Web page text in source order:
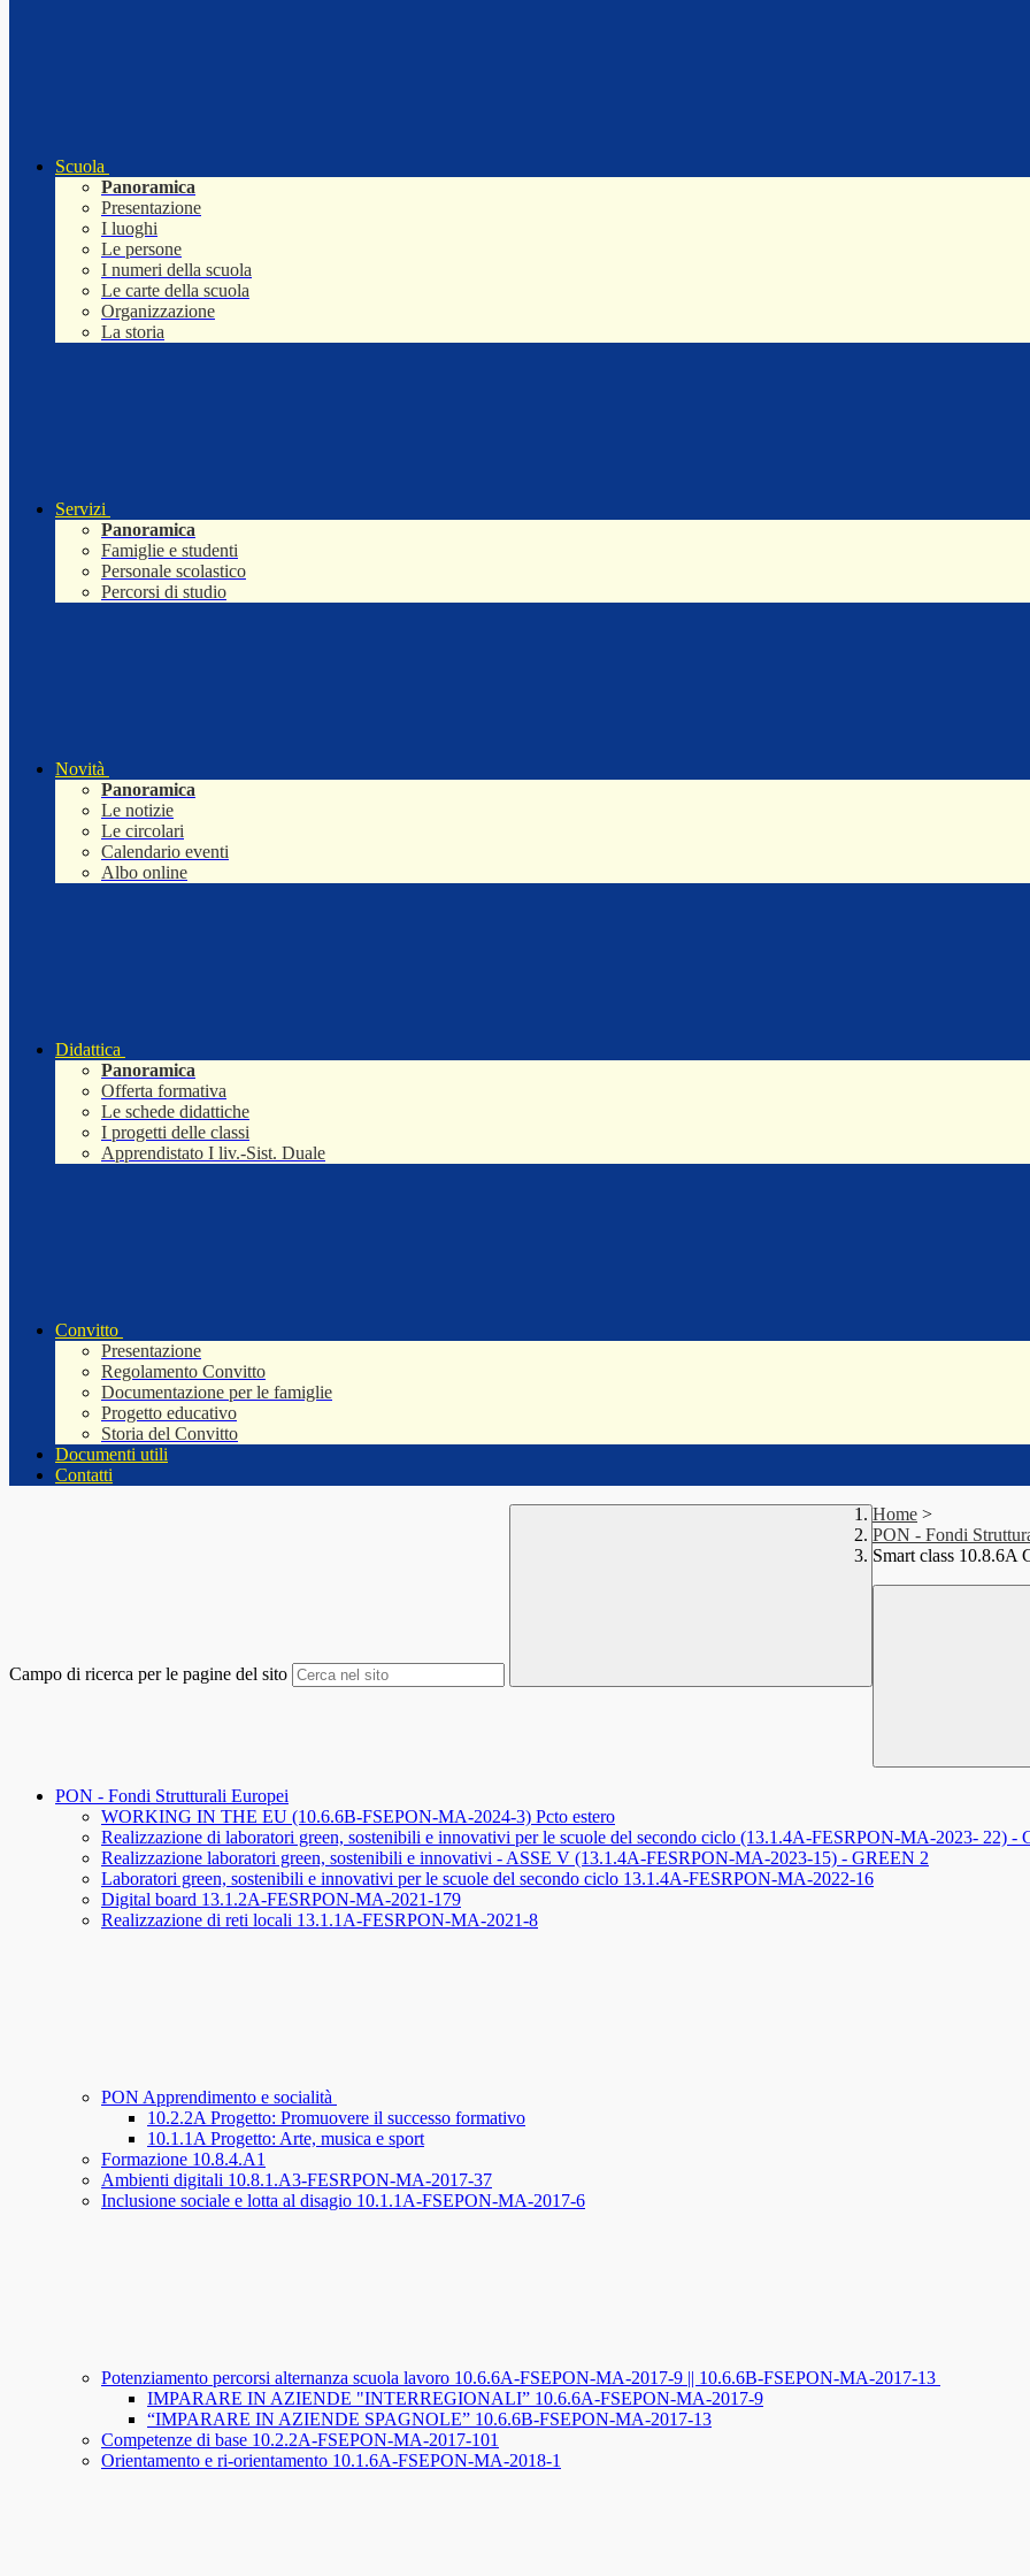
Scuola
Panoramica
Presentazione
I luoghi
Le persone
I numeri della scuola
Le carte della scuola
Organizzazione
La storia
Servizi
Panoramica
Famiglie e studenti
Personale scolastico
Percorsi di studio
Novità
Panoramica
Le notizie
Le circolari
Calendario eventi
Albo online
Didattica
Panoramica
Offerta formativa
Le schede didattiche
I progetti delle classi
Apprendistato I liv.-Sist. Duale
Convitto
Presentazione
Regolamento Convitto
Documentazione per le famiglie
Progetto educativo
Storia del Convitto
Documenti utili
Contatti
Campo di ricerca per le pagine del sito
Home >
PON - Fondi
Smart class 10.8.6A
PON - Fondi Strutturali Europei
WORKING IN THE EU (10.6.6B-FSEPON-MA-2024-3) Pcto estero
Realizzazione di laboratori green, sostenibili e innovativi per le scuole del secondo ciclo (13.1.4A-FESRPON-MA-2023- 22) -
Realizzazione laboratori green, sostenibili e innovativi - ASSE V (13.1.4A-FESRPON-MA-2023-15) - GREEN 2
Laboratori green, sostenibili e innovativi per le scuole del secondo ciclo 13.1.4A-FESRPON-MA-2022-16
Digital board 13.1.2A-FESRPON-MA-2021-179
Realizzazione di reti locali 13.1.1A-FESRPON-MA-2021-8
PON Apprendimento e socialità
10.2.2A Progetto: Promuovere il successo formativo
10.1.1A Progetto: Arte, musica e sport
Formazione 10.8.4.A1
Ambienti digitali 10.8.1.A3-FESRPON-MA-2017-37
Inclusione sociale e lotta al disagio 10.1.1A-FSEPON-MA-2017-6
Potenziamento percorsi alternanza scuola lavoro 10.6.6A-FSEPON-MA-2017-9 || 10.6.6B-FSEPON-MA-2017-13
IMPARARE IN AZIENDE "INTERREGIONALI” 10.6.6A-FSEPON-MA-2017-9
“IMPARARE IN AZIENDE SPAGNOLE” 10.6.6B-FSEPON-MA-2017-13
Competenze di base 10.2.2A-FSEPON-MA-2017-101
Orientamento e ri-orientamento 10.1.6A-FSEPON-MA-2018-1